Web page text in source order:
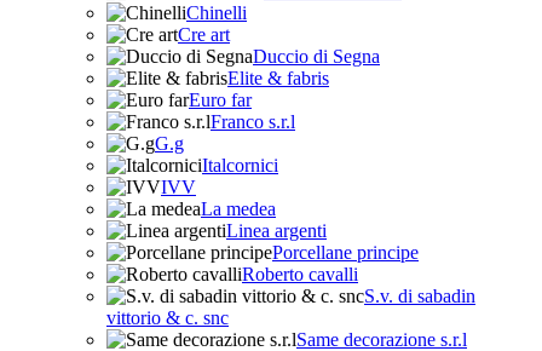
Chinelli
Cre art
Duccio di Segna
Elite & fabris
Euro far
Franco s.r.l
G.g
Italcornici
IVV
La medea
Linea argenti
Porcellane principe
Roberto cavalli
S.v. di sabadin
vittorio & c. snc
Same decorazione s.r.l